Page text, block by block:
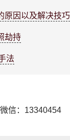
原因以及解决技巧
劫持
法
信：13340454